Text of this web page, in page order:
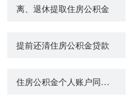
离、退休提取住房公积金
提前还清住房公积金贷款
住房公积金个人账户同城转移